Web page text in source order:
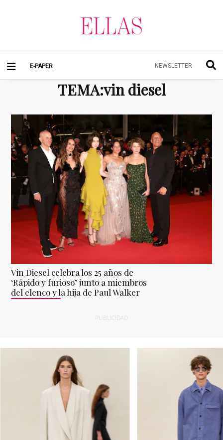
E-PAPER NEWSLETTER
TEMA:vin diesel
Vin Diesel celebra los 25 años de
‘Rápido y furioso’ junto a miembros
del elenco y la hija de Paul Walker
PUBLICIDAD